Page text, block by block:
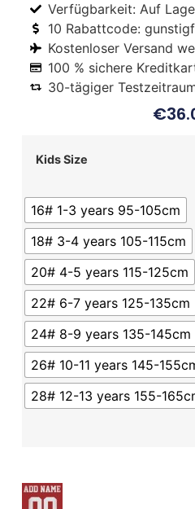
Verfügbarkeit: Auf
10 Rabattcode:
Kostenloser Versand
100 % sichere
30-tägiger
€
Kids Size
16# 1-3 years 95-105cm
18# 3-4 years 105-115cm
20# 4-5 years 115-125cm
22# 6-7 years 125-135cm
24# 8-9 years 135-145cm
26# 10-11 years 145-
28# 12-13 years 155-